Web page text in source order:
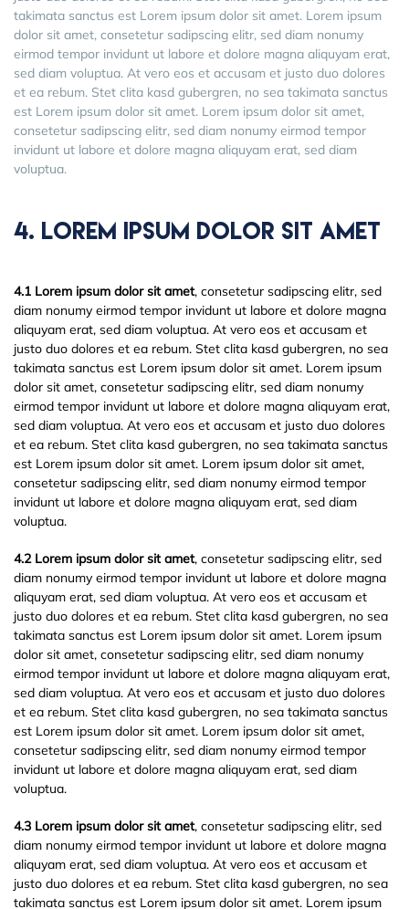
takimata sanctus est Lorem ipsum dolor sit amet. Lorem ipsum
dolor sit amet, consetetur sadipscing elitr, sed diam nonumy
eirmod tempor invidunt ut labore et dolore magna aliquyam erat,
sed diam voluptua. At vero eos et accusam et justo duo dolores
et ea rebum. Stet clita kasd gubergren, no sea takimata sanctus
est Lorem ipsum dolor sit amet. Lorem ipsum dolor sit amet,
consetetur sadipscing elitr, sed diam nonumy eirmod tempor
invidunt ut labore et dolore magna aliquyam erat, sed diam
voluptua.
4. Lorem Ipsum Dolor Sit Amet
4.1 Lorem ipsum dolor sit amet, consetetur sadipscing elitr, sed
diam nonumy eirmod tempor invidunt ut labore et dolore magna
aliquyam erat, sed diam voluptua. At vero eos et accusam et
justo duo dolores et ea rebum. Stet clita kasd gubergren, no sea
takimata sanctus est Lorem ipsum dolor sit amet. Lorem ipsum
dolor sit amet, consetetur sadipscing elitr, sed diam nonumy
eirmod tempor invidunt ut labore et dolore magna aliquyam erat,
sed diam voluptua. At vero eos et accusam et justo duo dolores
et ea rebum. Stet clita kasd gubergren, no sea takimata sanctus
est Lorem ipsum dolor sit amet. Lorem ipsum dolor sit amet,
consetetur sadipscing elitr, sed diam nonumy eirmod tempor
invidunt ut labore et dolore magna aliquyam erat, sed diam
voluptua.
4.2 Lorem ipsum dolor sit amet, consetetur sadipscing elitr, sed
diam nonumy eirmod tempor invidunt ut labore et dolore magna
aliquyam erat, sed diam voluptua. At vero eos et accusam et
justo duo dolores et ea rebum. Stet clita kasd gubergren, no sea
takimata sanctus est Lorem ipsum dolor sit amet. Lorem ipsum
dolor sit amet, consetetur sadipscing elitr, sed diam nonumy
eirmod tempor invidunt ut labore et dolore magna aliquyam erat,
sed diam voluptua. At vero eos et accusam et justo duo dolores
et ea rebum. Stet clita kasd gubergren, no sea takimata sanctus
est Lorem ipsum dolor sit amet. Lorem ipsum dolor sit amet,
consetetur sadipscing elitr, sed diam nonumy eirmod tempor
invidunt ut labore et dolore magna aliquyam erat, sed diam
voluptua.
4.3 Lorem ipsum dolor sit amet, consetetur sadipscing elitr, sed
diam nonumy eirmod tempor invidunt ut labore et dolore magna
aliquyam erat, sed diam voluptua. At vero eos et accusam et
justo duo dolores et ea rebum. Stet clita kasd gubergren, no sea
takimata sanctus est Lorem ipsum dolor sit amet. Lorem ipsum